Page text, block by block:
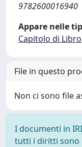
9782600016940
Appare nelle
Capitolo di Libro
File in questo
Non ci sono file
I documenti in
tutti i diritti sono